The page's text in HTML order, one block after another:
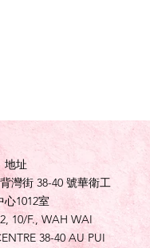
地址
灣街 38-40 號華衛工
心1012室
F., WAH WAI
38-40 AU PUI